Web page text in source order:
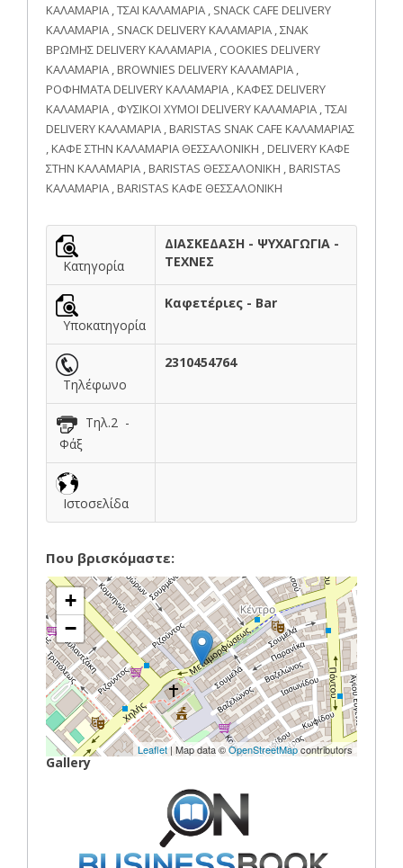
ΚΑΛΑΜΑΡΙΑ , ΤΣΑΙ ΚΑΛΑΜΑΡΙΑ , SNACK CAFE DELIVERY
ΚΑΛΑΜΑΡΙΑ , SNACK DELIVERY ΚΑΛΑΜΑΡΙΑ , ΣΝΑΚ
ΒΡΩΜΗΣ DELIVERY ΚΑΛΑΜΑΡΙΑ , COOKIES DELIVERY
ΚΑΛΑΜΑΡΙΑ , BROWNIES DELIVERY ΚΑΛΑΜΑΡΙΑ ,
ΡΟΦΗΜΑΤΑ DELIVERY ΚΑΛΑΜΑΡΙΑ , ΚΑΦΕΣ DELIVERY
ΚΑΛΑΜΑΡΙΑ , ΦΥΣΙΚΟΙ ΧΥΜΟΙ DELIVERY ΚΑΛΑΜΑΡΙΑ , ΤΣΑΙ
DELIVERY ΚΑΛΑΜΑΡΙΑ , BARISTAS SNAK CAFE ΚΑΛΑΜΑΡΙΑΣ
, ΚΑΦΕ ΣΤΗΝ ΚΑΛΑΜΑΡΙΑ ΘΕΣΣΑΛΟΝΙΚΗ , DELIVERY ΚΑΦΕ
ΣΤΗΝ ΚΑΛΑΜΑΡΙΑ , BARISTAS ΘΕΣΣΑΛΟΝΙΚΗ , BARISTAS
ΚΑΛΑΜΑΡΙΑ , BARISTAS ΚΑΦΕ ΘΕΣΣΑΛΟΝΙΚΗ
Κατηγορία
ΔΙΑΣΚΕΔΑΣΗ - ΨΥΧΑΓΩΓΙΑ -
ΤΕΧΝΕΣ
Υποκατηγορία
Καφετέριες - Bar
Τηλέφωνο
2310454764
Τηλ.2 -
Φάξ
Ιστοσελίδα
Που βρισκόμαστε:
+
−
Leaflet| Map data ©OpenStreetMapcontributors
Gallery